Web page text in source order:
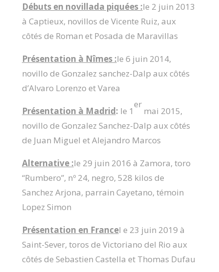
Débuts en novillada piquées :le 2 juin 2013
à Captieux, novillos de Vicente Ruiz, aux
côtés de Roman et Posada de Maravillas
Présentation à Nîmes :le 6 juin 2014,
novillo de Gonzalez sanchez-Dalp aux côtés
d’Alvaro Lorenzo et Varea
Présentation à Madrid: le 1
er
mai 2015,
novillo de Gonzalez Sanchez-Dalp aux côtés
de Juan Miguel et Alejandro Marcos
Alternative :le 29 juin 2016 à Zamora, toro
“Rumbero”, nº 24, negro, 528 kilos de
Sanchez Arjona, parrain Cayetano, témoin
Lopez Simon
Présentation en Francel e 23 juin 2019 à
Saint-Sever, toros de Victoriano del Rio aux
côtés de Sebastien Castella et Thomas Dufau